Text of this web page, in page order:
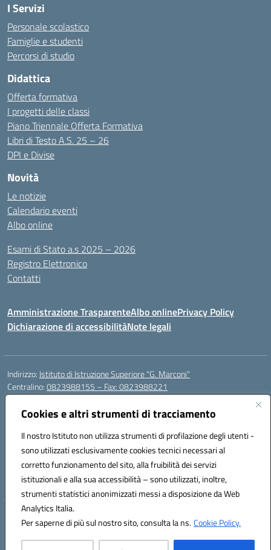
Cookies e altri strumenti di tracciamento
Il nostro Istituto non utilizza strumenti di profilazione degli utenti -
sono utilizzati esclusivamente cookies tecnici necessari al
corretto funzionamento del sito, alla fruibilità dei servizi
istituzionali e alla sua accessibilità – sono utilizzati, inoltre,
strumenti statistici anonimizzati messi a disposizione da Web
Analytics Italia.
Per saperne di più sul nostro sito, consulta la ns.Cookie Policy.
I Servizi
Personale scolastico
Famiglie e studenti
Percorsi di studio
Didattica
Offerta formativa
I progetti delle classi
Piano Triennale Offerta Formativa
Libri di Testo A.S. 25 – 26
DPI e Divise
Novità
Le notizie
Calendario eventi
Albo online
Esami di Stato a.s 2025 – 2026
Registro Elettronico
Contatti
Amministrazione TrasparenteAlbo onlinePrivacy Policy
Dichiarazione di accessibilitàNote legali
Indirizzo: Istituto di Istruzione Superiore "G. Marconi"
Centralino:0823988155 – Fax: 0823988221
Email:
Posta elettronica certificata (PEC):ceis006006@pec.istruzione.it
Codice fiscale: 80004450617
Codice meccanografico:CEIS006006
Codice Indice delle Pubbliche Amministrazioni (IPA): istsc_ceis006006
Codice unico di fatturazione (CUF): UF8BPW
Hosting & Powered by 3D Solution S.r.l.
Concept & Design by Designers Italia